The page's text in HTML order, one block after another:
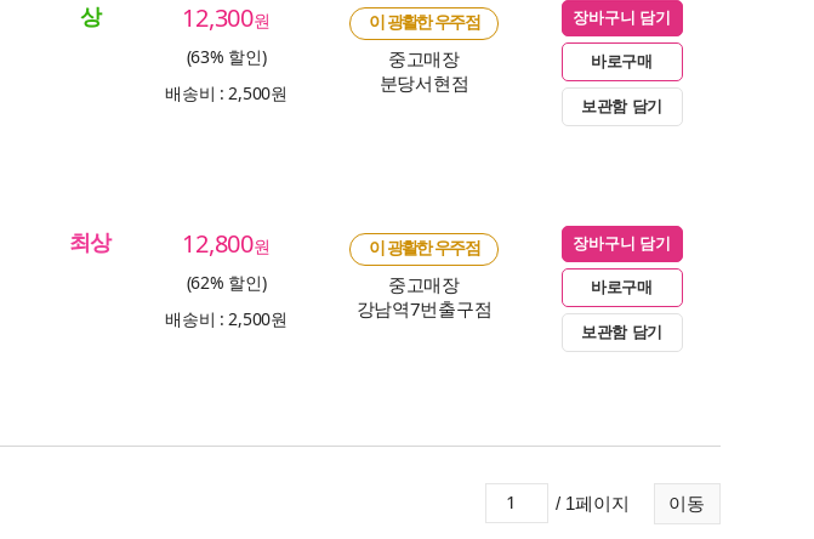
상 12,300원
(63% 할인)
배송비 : 2,500원
이 광활한 우주점
중고매장
분당서현점
장바구니 담기
바로구매
보관함 담기
최상 12,800원
(62% 할인)
배송비 : 2,500원
이 광활한 우주점
중고매장
강남역7번출구점
장바구니 담기
바로구매
보관함 담기
이동
/ 1페이지